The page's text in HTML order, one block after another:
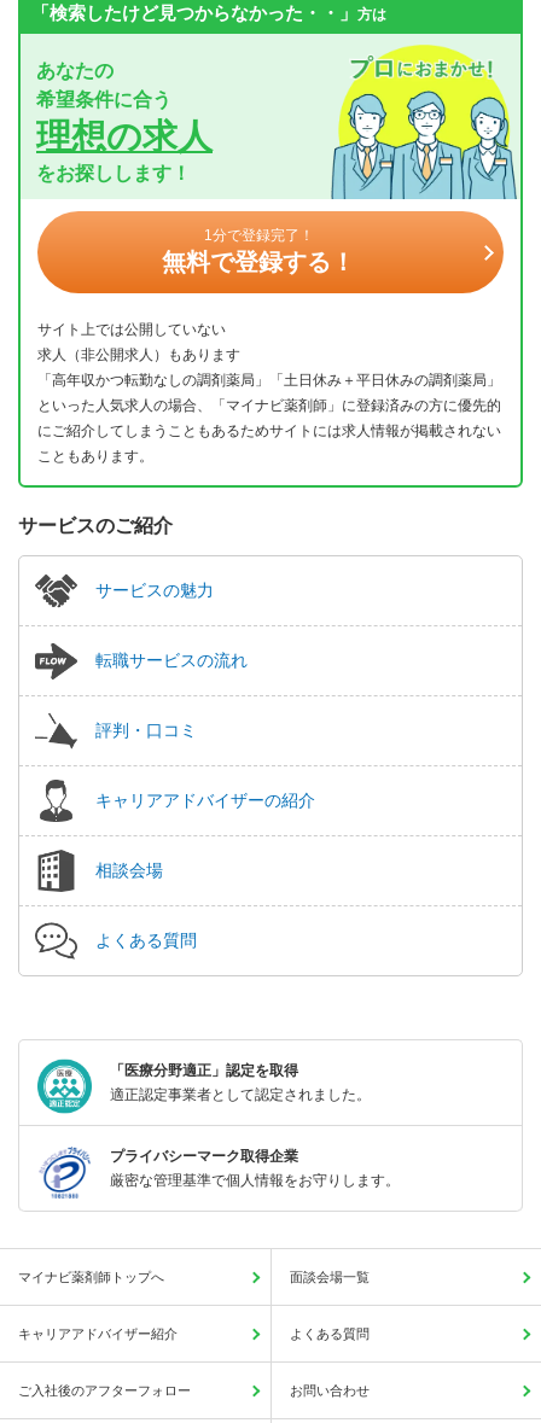
「検索したけど見つからなかった・・」 方は
あなたの
希望条件に合う
理想の求人
をお探しします！
1分で登録完了！
無料で登録する！
サイト上では公開していない
求人（非公開求人）もあります
「高年収かつ転勤なしの調剤薬局」「土日休み＋平日休みの調剤薬局」
といった人気求人の場合、「マイナビ薬剤師」に登録済みの方に優先的
にご紹介してしまうこともあるためサイトには求人情報が掲載されない
こともあります。
サービスのご紹介
サービスの魅力
転職サービスの流れ
評判・口コミ
キャリアアドバイザーの紹介
相談会場
よくある質問
「医療分野適正」認定を取得
適正認定事業者として認定されました。
プライバシーマーク取得企業
厳密な管理基準で個人情報をお守りします。
マイナビ薬剤師トップへ 面談会場一覧
キャリアアドバイザー紹介 よくある質問
ご入社後のアフターフォロー お問い合わせ